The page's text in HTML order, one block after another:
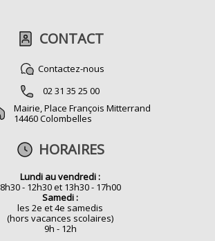
CONTACT
Contactez-nous
02 31 35 25 00
Mairie, Place François Mitterrand
14460 Colombelles
HORAIRES
Lundi au vendredi :
8h30 - 12h30 et 13h30 - 17h00
Samedi :
les 2e et 4e samedis
(hors vacances scolaires)
9h - 12h